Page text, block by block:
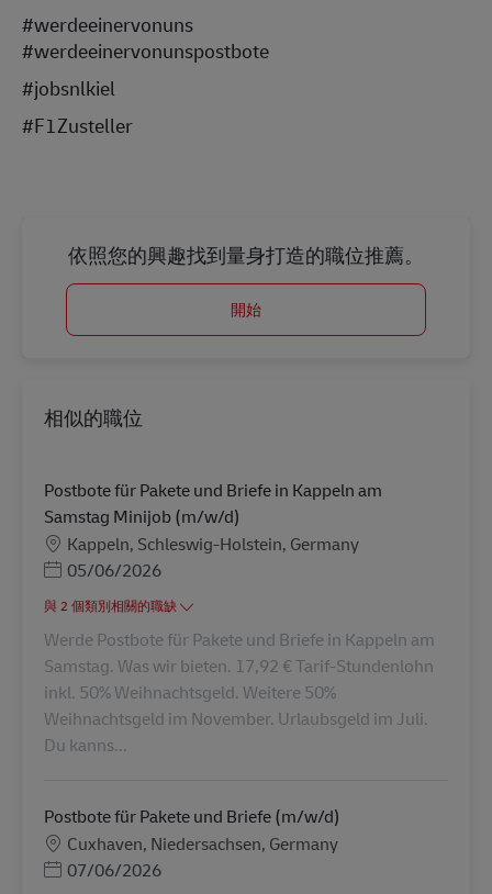
#werdeeinervonuns
#werdeeinervonunspostbote
#jobsnlkiel
#F1Zusteller
依照您的興趣找到量身打造的職位推薦。
開始
相似的職位
Postbote für Pakete und Briefe in Kappeln am
Samstag Minijob (m/w/d)
地點Kappeln, Schleswig-Holstein, Germany
Posted Date
05/06/2026
與 2 個類別相關的職缺
Werde Postbote für Pakete und Briefe in Kappeln am
Samstag. Was wir bieten. 17,92 € Tarif-Stundenlohn
inkl. 50% Weihnachtsgeld. Weitere 50%
Weihnachtsgeld im November. Urlaubsgeld im Juli.
Du kanns...
Postbote für Pakete und Briefe (m/w/d)
地點Cuxhaven, Niedersachsen, Germany
Posted Date
07/06/2026